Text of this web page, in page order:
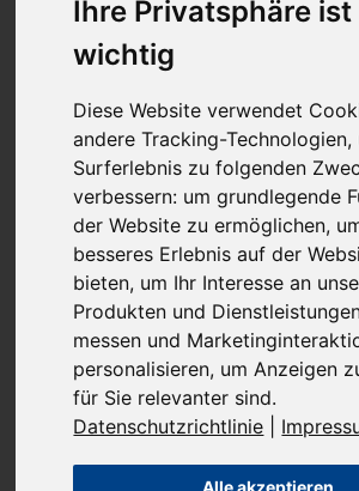
Ihre Privatsphäre ist
wichtig
Diese Website verwendet
andere Tracking-Technologien,
Surferlebnis zu folgenden
verbessern: um grundlegende
der Website zu ermöglichen,
besseres Erlebnis auf der
bieten, um Ihr Interesse an
Produkten und
messen und
personalisieren, um Anzeigen
für Sie relevanter sind.
Datenschutzrichtlinie
Alle akzeptieren
Wer ist verantwortlich für die
auf dieser Website?
Die Datenverarbeitung auf dieser
durch den Websitebetreiber. Dessen
können Sie dem Abschnitt „Hinweis
Verantwortlichen Stelle“ in dieser
Datenschutzerklärung entnehmen.
Wie erfassen wir Ihre Daten?
Ihre Daten werden zum einen dadurch
Sie uns diese mitteilen. Hierbei kann es
Daten handeln, die Sie in ein
Andere Daten werden automatisch
Einwilligung beim Besuch der Website
Systeme erfasst. Das sind vor allem
(z. B. Internetbrowser,
des Seitenaufrufs). Die Erfassung